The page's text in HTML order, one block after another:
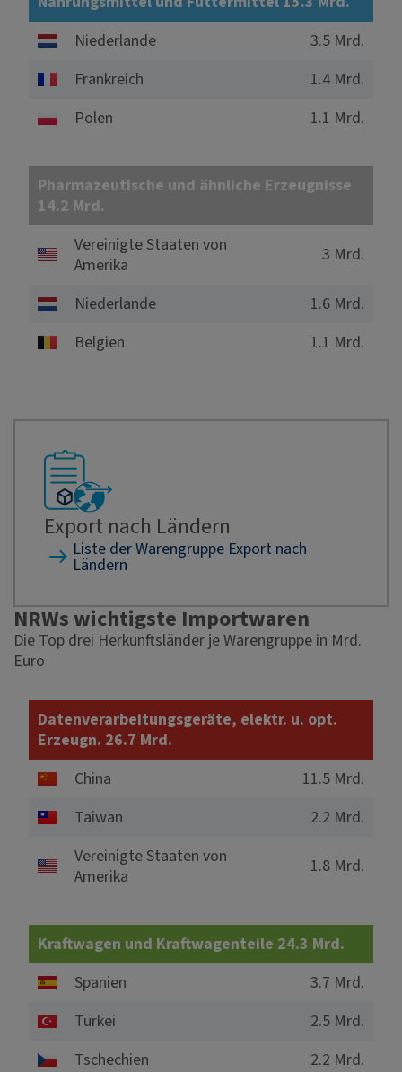
Niederlande
3.5 Mrd.
Frankreich
1.4 Mrd.
Polen
1.1 Mrd.
Pharmazeutische und ähnliche Erzeugnisse
14.2 Mrd.
Vereinigte Staaten von
Amerika
3 Mrd.
Niederlande
1.6 Mrd.
Belgien
1.1 Mrd.
Export nach Ländern
Liste der Warengruppe Export nach
Ländern
NRWs wichtigste Importwaren
Die Top drei Herkunftsländer je Warengruppe in Mrd.
Euro
Datenverarbeitungsgeräte, elektr. u. opt.
Erzeugn. 26.7 Mrd.
China
11.5 Mrd.
Taiwan
2.2 Mrd.
Vereinigte Staaten von
Amerika
1.8 Mrd.
Kraftwagen und Kraftwagenteile 24.3 Mrd.
Spanien
3.7 Mrd.
Türkei
2.5 Mrd.
Tschechien
2.2 Mrd.